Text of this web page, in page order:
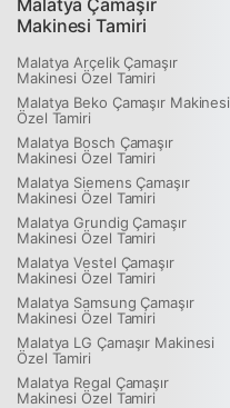
Malatya Çamaşır
Makinesi Tamiri
Malatya Arçelik Çamaşır
Makinesi Özel Tamiri
Malatya Beko Çamaşır Makinesi
Özel Tamiri
Malatya Bosch Çamaşır
Makinesi Özel Tamiri
Malatya Siemens Çamaşır
Makinesi Özel Tamiri
Malatya Grundig Çamaşır
Makinesi Özel Tamiri
Malatya Vestel Çamaşır
Makinesi Özel Tamiri
Malatya Samsung Çamaşır
Makinesi Özel Tamiri
Malatya LG Çamaşır Makinesi
Özel Tamiri
Malatya Regal Çamaşır
Makinesi Özel Tamiri